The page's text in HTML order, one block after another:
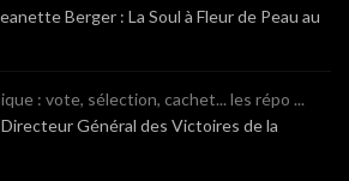
Berger : La Soul à Fleur de Peau au
: vote, sélection, cachet... les répo ...
Général des Victoires de la